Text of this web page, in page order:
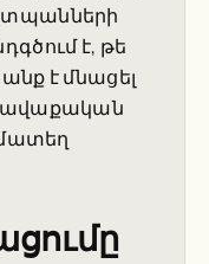
է, թե
է մնացել